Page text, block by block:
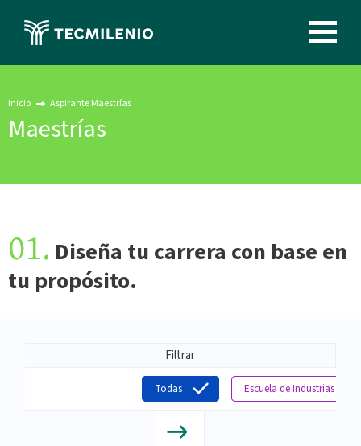
contenido
principal
Image
Inicio Aspirante Maestrías
Maestrías
01. Diseña tu carrera con base en
tu propósito.
Filtrar
Todas Escuela de Industrias